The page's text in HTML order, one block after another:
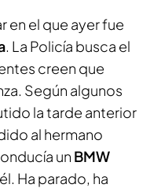
en el que ayer fue
. La Policía busca el
creen que
Según algunos
la tarde anterior
al hermano
un BMW
Ha parado, ha